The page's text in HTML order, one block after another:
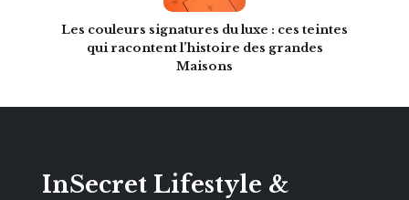
Les couleurs signatures du luxe : ces teintes
qui racontent l’histoire des grandes
Maisons
InSecret Lifestyle &